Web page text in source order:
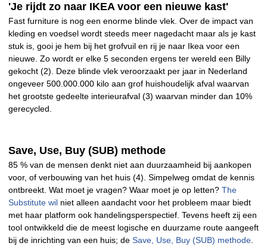
'Je rijdt zo naar IKEA voor een nieuwe kast'
Fast furniture is nog een enorme blinde vlek. Over de impact van
kleding en voedsel wordt steeds meer nagedacht maar als je kast
stuk is, gooi je hem bij het grofvuil en rij je naar Ikea voor een
nieuwe. Zo wordt er elke 5 seconden ergens ter wereld een Billy
gekocht (2). Deze blinde vlek veroorzaakt per jaar in Nederland
ongeveer 500.000.000 kilo aan grof huishoudelijk afval waarvan
het grootste gedeelte interieurafval (3) waarvan minder dan 10%
gerecycled.
Save, Use, Buy (SUB) methode
85 % van de mensen denkt niet aan duurzaamheid bij aankopen
voor, of verbouwing van het huis (4). Simpelweg omdat de kennis
ontbreekt. Wat moet je vragen? Waar moet je op letten? The
Substitute wil niet alleen aandacht voor het probleem maar biedt
met haar platform ook handelingsperspectief. Tevens heeft zij een
tool ontwikkeld die de meest logische en duurzame route aangeeft
bij de inrichting van een huis; de Save, Use, Buy (SUB) methode